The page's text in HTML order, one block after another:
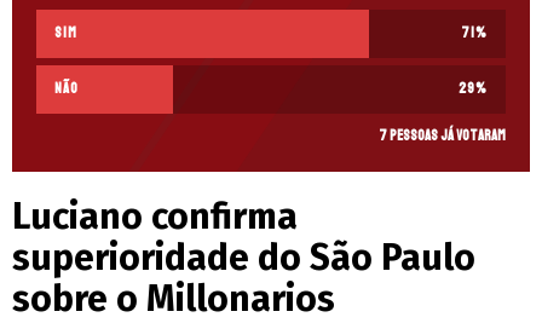
Sim 71%
Não 29%
7 pessoas já votaram
Luciano confirma
superioridade do São Paulo
sobre o Millonarios